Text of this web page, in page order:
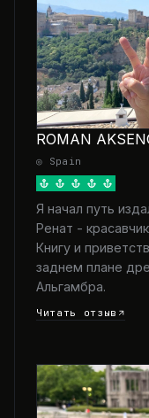
ROMAN
◎ Spain
Я начал путь
Ренат -
Книгу и
заднем плане
Альгамбра.
Читать отзыв